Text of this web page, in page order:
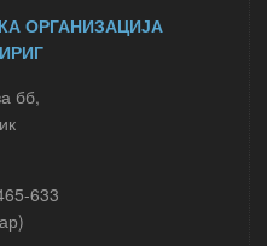
ОРГАНИЗАЦИЈА
бб,
633